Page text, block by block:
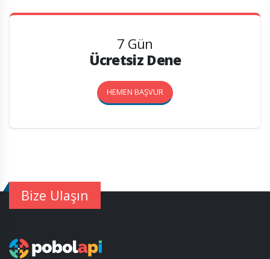
7 Gün
Ücretsiz Dene
HEMEN BAŞVUR
Bize Ulaşın